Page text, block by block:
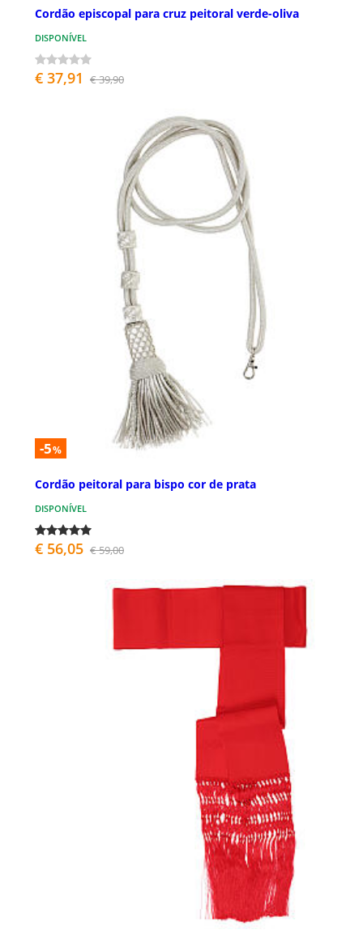
Cordão episcopal para cruz peitoral verde-oliva
DISPONÍVEL
€ 37,91 € 39,90
-5%
Cordão peitoral para bispo cor de prata
DISPONÍVEL
€ 56,05 € 59,00